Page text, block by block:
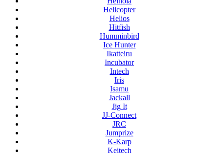
Helicopter
Helios
Hitfish
Humminbird
Ice Hunter
Ikatteiru
Incubator
Intech
Iris
Isamu
Jackall
Jig It
JJ-Connect
JRC
Jumprize
K-Karp
Keitech